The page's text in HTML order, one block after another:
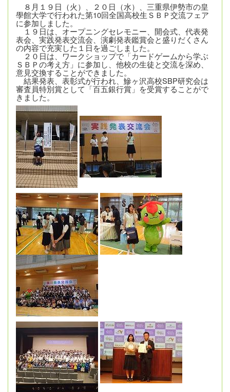
８月１９日（火）、２０日（水）、三重県伊勢市の皇
學館大学で行われた第10回全国高校生ＳＢＰ交流フェア
に参加しました。
１９日は、オープニングセレモニー、開会式、代表発
表会、実践発表交流会、演劇発表鑑賞会と盛りだくさん
の内容で充実した１日を過ごしました。
２０日は、ワークショップで「カードゲームから学ぶ
ＳＢＰの考え方」に参加し、他校の生徒と交流を深め、
意見交換することができました。
結果発表、表彰式が行われ、鰺ヶ沢高校SBP研究会は
審査員特別賞として「百五銀行賞」を受賞することがで
きました。